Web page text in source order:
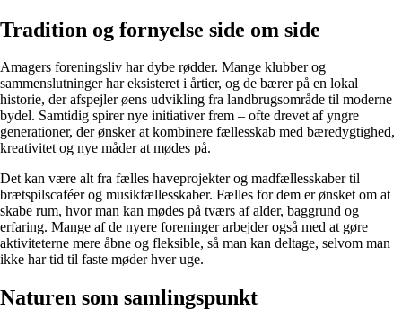
Tradition og fornyelse side om side
Amagers foreningsliv har dybe rødder. Mange klubber og
sammenslutninger har eksisteret i årtier, og de bærer på en lokal
historie, der afspejler øens udvikling fra landbrugsområde til moderne
bydel. Samtidig spirer nye initiativer frem – ofte drevet af yngre
generationer, der ønsker at kombinere fællesskab med bæredygtighed,
kreativitet og nye måder at mødes på.
Det kan være alt fra fælles haveprojekter og madfællesskaber til
brætspilscaféer og musikfællesskaber. Fælles for dem er ønsket om at
skabe rum, hvor man kan mødes på tværs af alder, baggrund og
erfaring. Mange af de nyere foreninger arbejder også med at gøre
aktiviteterne mere åbne og fleksible, så man kan deltage, selvom man
ikke har tid til faste møder hver uge.
Naturen som samlingspunkt